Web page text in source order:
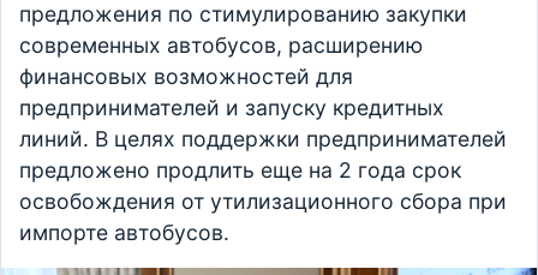
предложения по стимулированию закупки
современных автобусов, расширению
финансовых возможностей для
предпринимателей и запуску кредитных
линий. В целях поддержки предпринимателей
предложено продлить еще на 2 года срок
освобождения от утилизационного сбора при
импорте автобусов.